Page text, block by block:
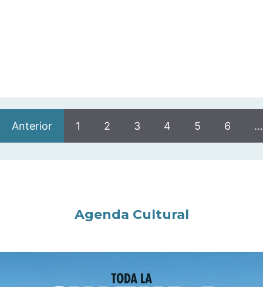
Anterior 1 2 3 4 5 6 …
Agenda Cultural